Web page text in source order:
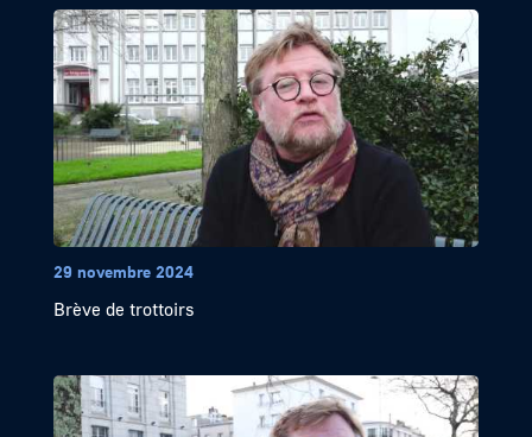
29 novembre 2024
Brève de trottoirs